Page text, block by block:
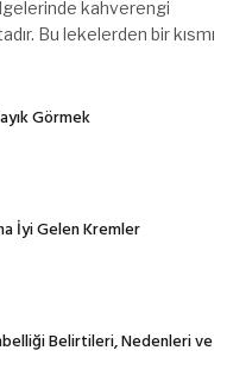
kahverengi
Bu lekelerden bir kısmı
Görmek
İyi Gelen Kremler
Belirtileri, Nedenleri ve